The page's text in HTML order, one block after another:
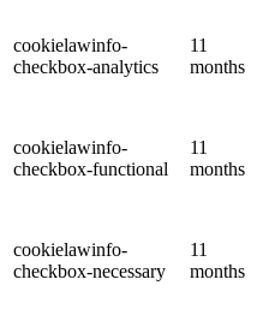
cookielawinfo-
checkbox-analytics
11
months
cookielawinfo-
checkbox-functional
11
months
cookielawinfo-
checkbox-necessary
11
months